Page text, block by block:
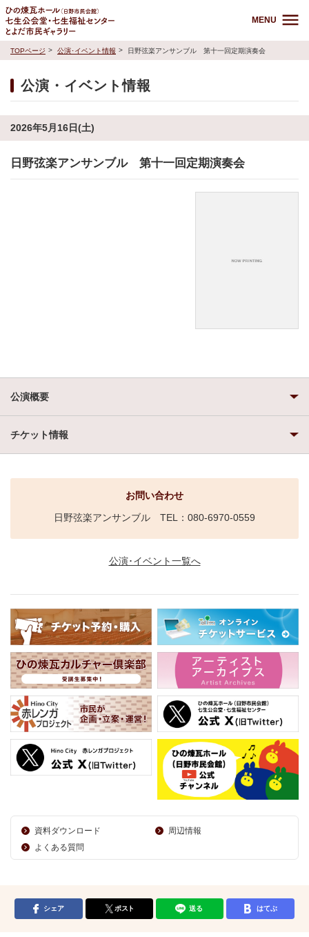
MENU
TOPページ 公演･イベント情報 日野弦楽アンサンブル 第十一回定期演奏会
公演・イベント情報
2026年5月16日(土)
日野弦楽アンサンブル 第十一回定期演奏会
公演概要
チケット情報
お問い合わせ
日野弦楽アンサンブル TEL：080-6970-0559
公演･イベント一覧へ
資料ダウンロード
周辺情報
よくある質問
シェア ポスト 送る はてぶ